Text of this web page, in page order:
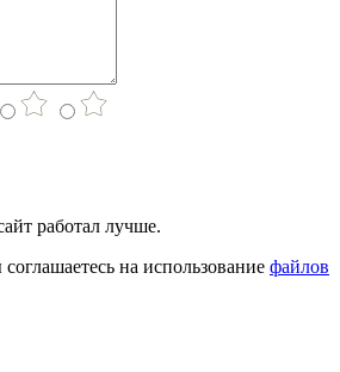
работал лучше.
на использование файлов